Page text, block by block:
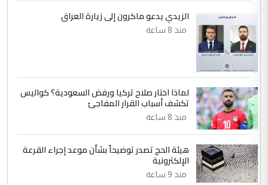
إكمال دراستي داخل ...
الموضوع :
السعودية توافق على الاستمرار في
جامعاتها سنويا
5 عبد الأمير جاسم هليل
التعليق : نحن اباء الطلاب الأوائل على العراق
نتشرف بلقاء السيد احمد الصافي في العتبات
الموضوع :
مكتب السيد احمد الصافي : لا يوجود
لدينا اي حساب على الفيس بوك وتويتر
الزيدي يدعو ماكرون إلى زيارة العراق
منذ 8 ساعة
لماذا اختار صلاح تركيا ورفض السعودية؟ كواليس
تكشف أسباب القرار المفاجئ
منذ 8 ساعة
هيئة الحج تصدر توضيحاً بشأن موعد إجراء القرعة
الإلكترونية
منذ 9 ساعة